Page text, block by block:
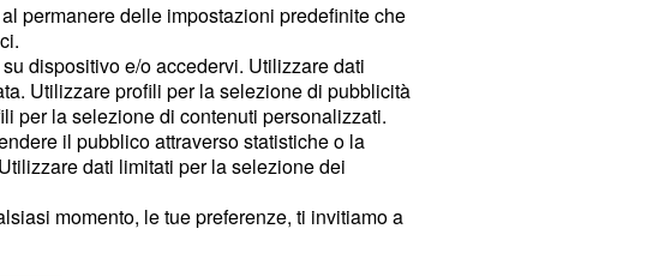
permanere delle impostazioni predefinite che
dispositivo e/o accedervi. Utilizzare dati
Utilizzare profili per la selezione di pubblicità
per la selezione di contenuti personalizzati.
il pubblico attraverso statistiche o la
dati limitati per la selezione dei
momento, le tue preferenze, ti invitiamo a